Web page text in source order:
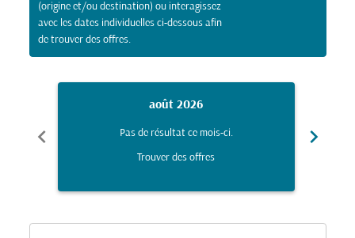
(origine et/ou destination) ou interagissez
avec les dates individuelles ci-dessous afin
de trouver des offres.
chevron_left
août 2026
Pas de résultat ce mois-ci.
Trouver des offres
chevron_right